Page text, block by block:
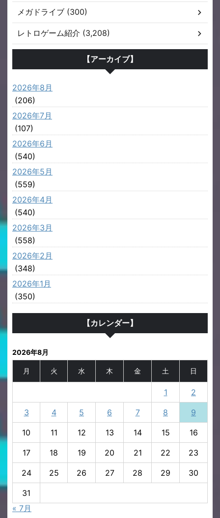
メガドライブ (300)
レトロゲーム紹介 (3,208)
【アーカイブ】
2026年8月
(206)
2026年7月
(107)
2026年6月
(540)
2026年5月
(559)
2026年4月
(540)
2026年3月
(558)
2026年2月
(348)
2026年1月
(350)
【カレンダー】
2026年8月
月 火 水 木 金 土 日
1 2
3 4 5 6 7 8 9
10 11 12 13 14 15 16
17 18 19 20 21 22 23
24 25 26 27 28 29 30
31
« 7月